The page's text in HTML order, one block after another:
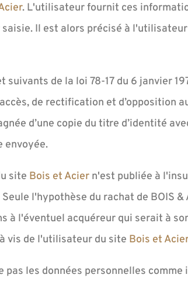
. L'utilisateur fournit ces
Il est alors précisé à
de la loi 78-17 du 6 janvier
de rectification et d’opposition
d’une copie du titre d’identité
envoyée.
site Bois et Acier n'est publiée à
l'hypothèse du rachat de BOIS &
l'éventuel acquéreur qui serait à
vis de l'utilisateur du site Bois et
les données personnelles comme